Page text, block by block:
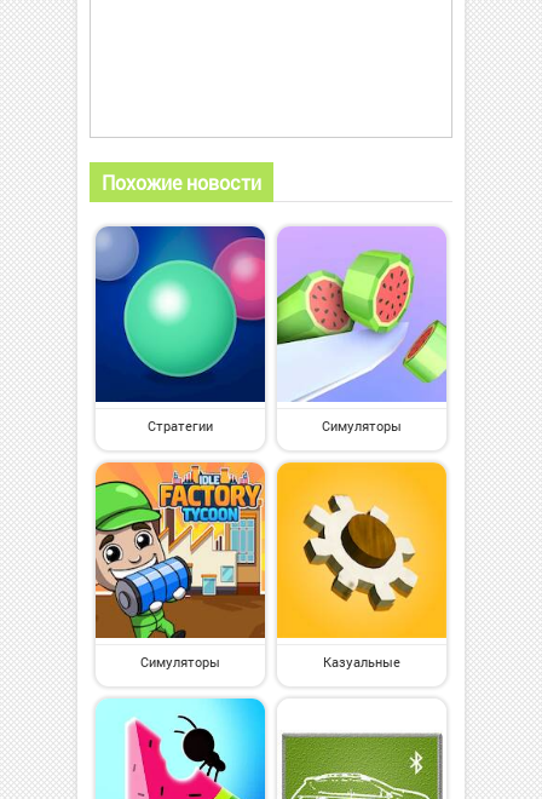
Похожие новости
Стратегии Симуляторы
Симуляторы Казуальные